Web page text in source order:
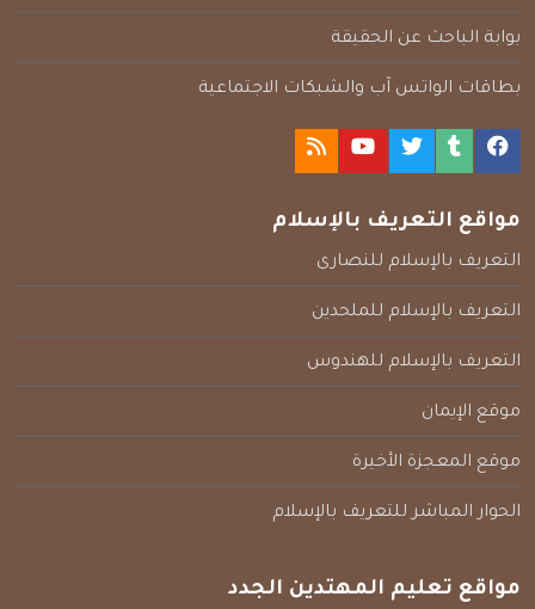
بوابة الباحث عن الحقيقة
بطاقات الواتس آب والشبكات الاجتماعية
مواقع التعريف بالإسلام
التعريف بالإسلام للنصارى
التعريف بالإسلام للملحدين
التعريف بالإسلام للهندوس
موقع الإيمان
موقع المعجزة الأخيرة
الحوار المباشر للتعريف بالإسلام
مواقع تعليم المهتدين الجدد